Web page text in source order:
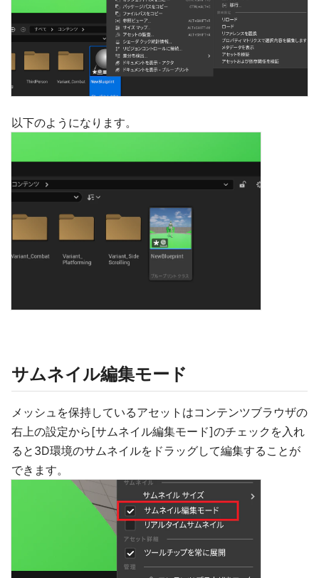
以下のようになります。
サムネイル編集モード
メッシュを保持しているアセットはコンテンツブラウザの
右上の設定から[サムネイル編集モード]のチェックを入れ
ると3D環境のサムネイルをドラッグして編集することが
できます。